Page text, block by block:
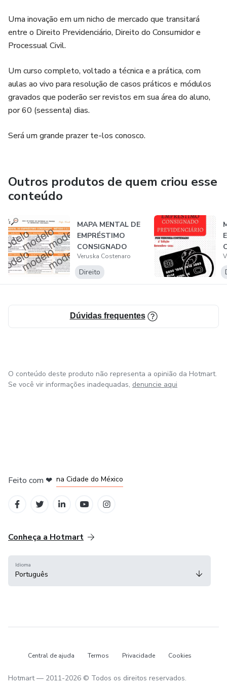
Uma inovação em um nicho de mercado que transitará
entre o Direito Previdenciário, Direito do Consumidor e
Processual Civil.
Um curso completo, voltado a técnica e a prática, com
aulas ao vivo para resolução de casos práticos e módulos
gravados que poderão ser revistos em sua área do aluno,
por 60 (sessenta) dias.
Será um grande prazer te-los conosco.
Outros produtos de quem criou esse
conteúdo
MAPA MENTAL DE
EMPRÉSTIMO
CONSIGNADO
Veruska Costenaro
Direito
Dúvidas frequentes
O conteúdo deste produto não representa a opinião da Hotmart.
Se você vir informações inadequadas, denuncie aqui
Feito com ❤ na Cidade do México
Conheça a Hotmart
Idioma
Português
Central de ajuda Termos Privacidade Cookies
Hotmart — 2011-2026 © Todos os direitos reservados.